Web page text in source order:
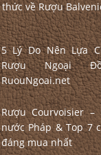
thức về Rượu
5 Lý Do Nên Lựa
Rượu Ngoại
RuouNgoai.net
Rượu Courvoisier –
nước Pháp & Top 7
đáng mua nhất